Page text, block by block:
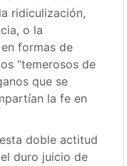
ridiculización,
o la
formas de
“temerosos de
que se
la fe en
doble actitud
duro juicio de